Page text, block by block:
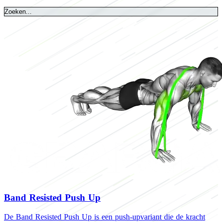
Band Resisted Push Up
De Band Resisted Push Up is een push-upvariant die de kracht